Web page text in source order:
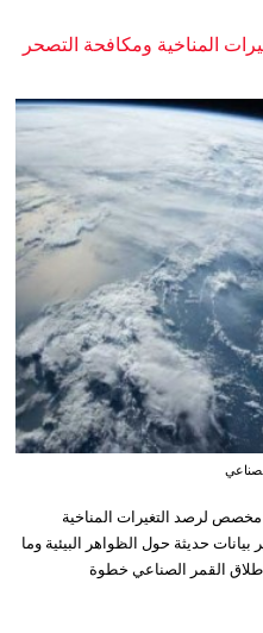
المناخية ومكافحة التصحر
مخصص لرصد التغيرات المناخية
حديثة حول الظواهر البيئية وما
القمر الصناعي خطوة